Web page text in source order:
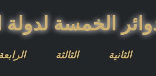
الخمسة
الثالثة الثانية